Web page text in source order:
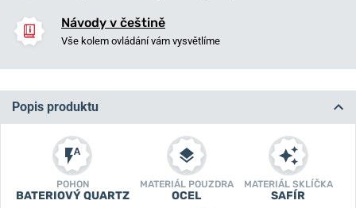
Návody v češtině
Vše kolem ovládání vám vysvětlíme
Popis produktu
POHON
BATERIOVÝ QUARTZ
MATERIÁL POUZDRA
OCEL
MATERIÁL SKLÍČKA
SAFÍR